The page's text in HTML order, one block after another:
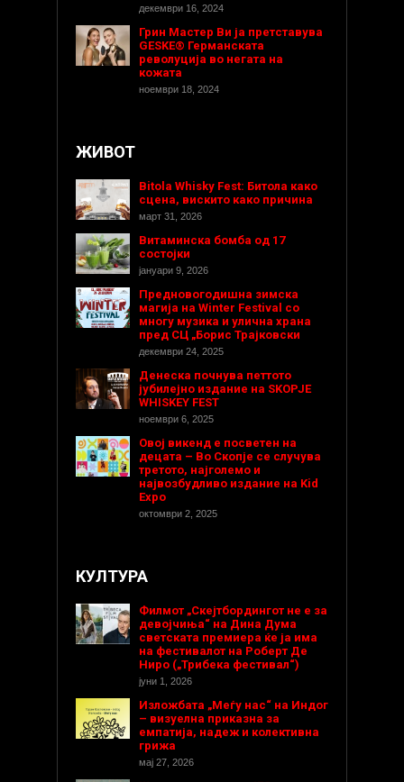
декември 16, 2024
Грин Мастер Ви ја претставува
GESKE® Германската
револуција во негата на
кожата
ноември 18, 2024
ЖИВОТ
Bitola Whisky Fest: Битола како
сцена, вискито како причина
март 31, 2026
Витаминска бомба од 17
состојки
јануари 9, 2026
Предновогодишнa зимска
магија на Winter Festival со
многу музика и улична храна
пред СЦ „Борис Трајковски
декември 24, 2025
Денеска почнува петтото
јубилејно издание на SKOPJE
WHISKEY FEST
ноември 6, 2025
Овој викенд е посветен на
децата – Во Скопје се случува
третото, најголемо и
највозбудливо издание на Kid
Expo
октомври 2, 2025
КУЛТУРА
Филмот „Скејтбордингот не е за
девојчиња“ на Дина Дума
светската премиера ќе ја има
на фестивалот на Роберт Де
Ниро („Трибека фестивал“)
јуни 1, 2026
Изложбата „Меѓу нас“ на Индог
– визуелна приказна за
емпатија, надеж и колективна
грижа
мај 27, 2026